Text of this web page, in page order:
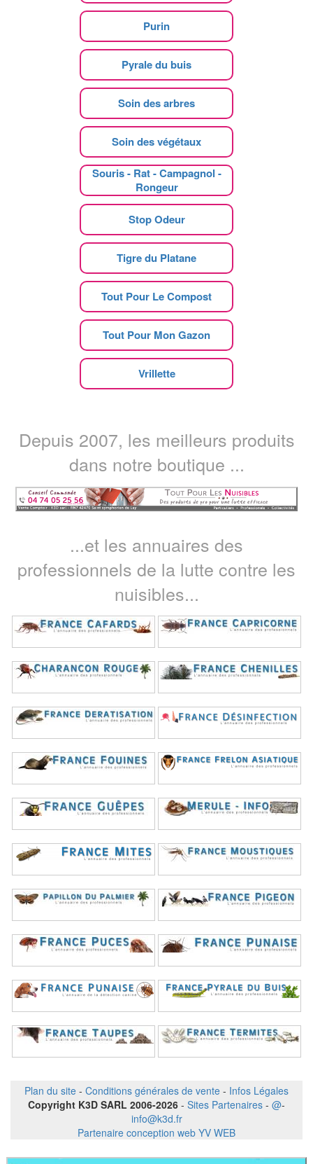
Purin
Pyrale du buis
Soin des arbres
Soin des végétaux
Souris - Rat - Campagnol -
Rongeur
Stop Odeur
Tigre du Platane
Tout Pour Le Compost
Tout Pour Mon Gazon
Vrillette
Depuis 2007, les meilleurs produits
dans notre boutique ...
...et les annuaires des
professionnels de la lutte contre les
nuisibles...
Plan du site - Conditions générales de vente - Infos Légales
Copyright K3D SARL 2006-2026 - Sites Partenaires - @-
info@k3d.fr
Partenaire conception web YV WEB